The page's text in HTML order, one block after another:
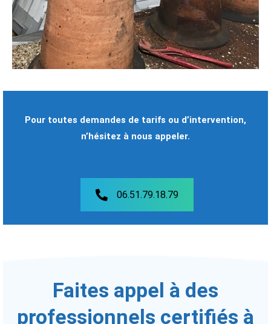
Pour toutes demandes de tarifs ou d’intervention,
n’hésitez à nous appeler.
06.51.79.18.79
Faites appel à des
professionnels certifiés à